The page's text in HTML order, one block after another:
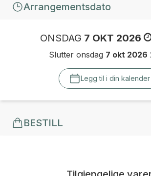
Arrangementsdato
ONSDAG 7 OKT 2026
Slutter onsdag 7 okt 2026
Legg til i din kalender
BESTILL